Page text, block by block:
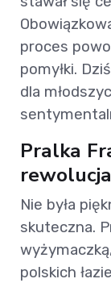
proces
pomyłki.
dla
Pralka
Nie była
skuteczna.
polskich